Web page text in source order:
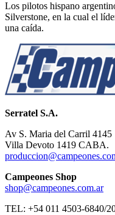
Los pilotos hispano
Silverstone, en la cual el
una caída.
Serratel S.A.
Av S. Maria del Carril 4145
Villa Devoto 1419 CABA.
Campeones Shop
shop@campeones.com.ar
TEL: +54 011 4503-6840/